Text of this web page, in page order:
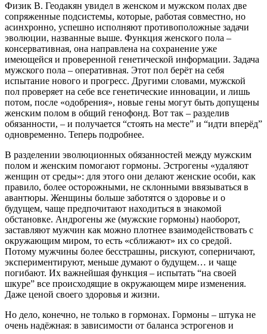
Физик В. Геодакян увидел в женском и мужском полах две
сопряженные подсистемы, которые, работая совместно, но
асинхронно, успешно исполняют противоположные задачи
эволюции, названные выше. Функция женского пола –
консервативная, она направлена на сохранение уже
имеющейся и проверенной генетической информации. Задача
мужского пола – оперативная. Этот пол берёт на себя
испытание нового и прогресс. Другими словами, мужской
пол проверяет на себе все генетические инновации, и лишь
потом, после «одобрения», новые гены могут быть допущены
женским полом в общий генофонд. Вот так – разделив
обязанности, – и получается “стоять на месте” и “идти вперёд”
одновременно. Теперь подробнее.
В разделении эволюционных обязанностей между мужским
полом и женским помогают гормоны. Эстрогены «удаляют
женщин от среды»: для этого они делают женские особи, как
правило, более осторожными, не склонными ввязываться в
авантюры. Женщины больше заботятся о здоровье и о
будущем, чаще предпочитают находиться в знакомой
обстановке. Андрогены же (мужские гормоны) наоборот,
заставляют мужчин как можно плотнее взаимодействовать с
окружающим миром, то есть «сближают» их со средой.
Потому мужчины более бесстрашны, рискуют, соперничают,
экспериментируют, меньше думают о будущем… и чаще
погибают. Их важнейшая функция – испытать “на своей
шкуре” все происходящие в окружающем мире изменения.
Даже ценой своего здоровья и жизни.
Но дело, конечно, не только в гормонах. Гормоны – штука не
очень надёжная: в зависимости от баланса эстрогенов и